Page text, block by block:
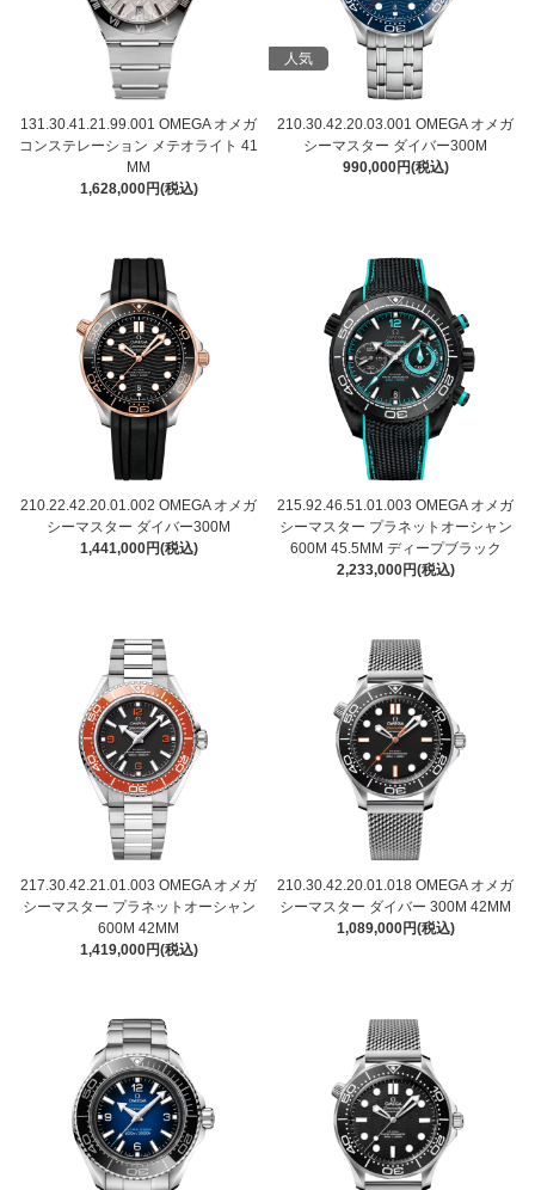
131.30.41.21.99.001 OMEGA オメガ
コンステレーション メテオライト 41
MM
1,628,000円(税込)
人気
210.30.42.20.03.001 OMEGA オメガ
シーマスター ダイバー300M
990,000円(税込)
210.22.42.20.01.002 OMEGA オメガ
シーマスター ダイバー300M
1,441,000円(税込)
215.92.46.51.01.003 OMEGA オメガ
シーマスター プラネットオーシャン
600M 45.5MM ディープブラック
2,233,000円(税込)
217.30.42.21.01.003 OMEGA オメガ
シーマスター プラネットオーシャン
600M 42MM
1,419,000円(税込)
210.30.42.20.01.018 OMEGA オメガ
シーマスター ダイバー 300M 42MM
1,089,000円(税込)